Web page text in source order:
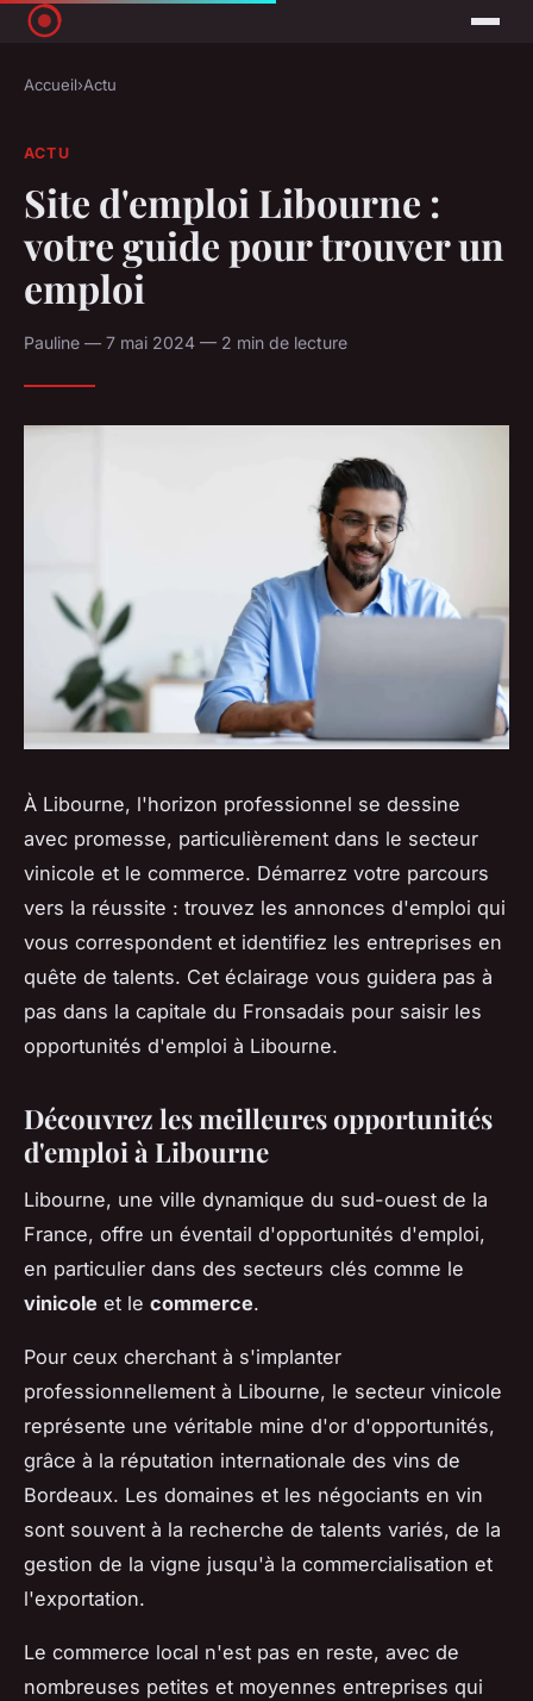
Accueil›Actu
ACTU
Site d'emploi Libourne :
votre guide pour trouver un
emploi
Pauline — 7 mai 2024 — 2 min de lecture
À Libourne, l'horizon professionnel se dessine
avec promesse, particulièrement dans le secteur
vinicole et le commerce. Démarrez votre parcours
vers la réussite : trouvez les annonces d'emploi qui
vous correspondent et identifiez les entreprises en
quête de talents. Cet éclairage vous guidera pas à
pas dans la capitale du Fronsadais pour saisir les
opportunités d'emploi à Libourne.
Découvrez les meilleures opportunités
d'emploi à Libourne
Libourne, une ville dynamique du sud-ouest de la
France, offre un éventail d'opportunités d'emploi,
en particulier dans des secteurs clés comme le
vinicole et le commerce.
Pour ceux cherchant à s'implanter
professionnellement à Libourne, le secteur vinicole
représente une véritable mine d'or d'opportunités,
grâce à la réputation internationale des vins de
Bordeaux. Les domaines et les négociants en vin
sont souvent à la recherche de talents variés, de la
gestion de la vigne jusqu'à la commercialisation et
l'exportation.
Le commerce local n'est pas en reste, avec de
nombreuses petites et moyennes entreprises qui